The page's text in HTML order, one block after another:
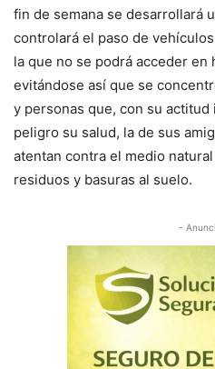
fin de semana se desarrollará
controlará el paso de
la que no se podrá acceder en
evitándose así que se
y personas que, con su
peligro su salud, la de sus
atentan contra el medio
residuos y basuras al suelo.
-